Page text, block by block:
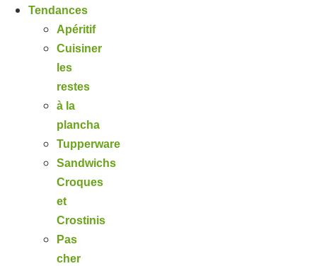
Tendances
Apéritif
Cuisiner
les
restes
à la
plancha
Tupperware
Sandwichs
Croques
et
Crostinis
Pas
cher